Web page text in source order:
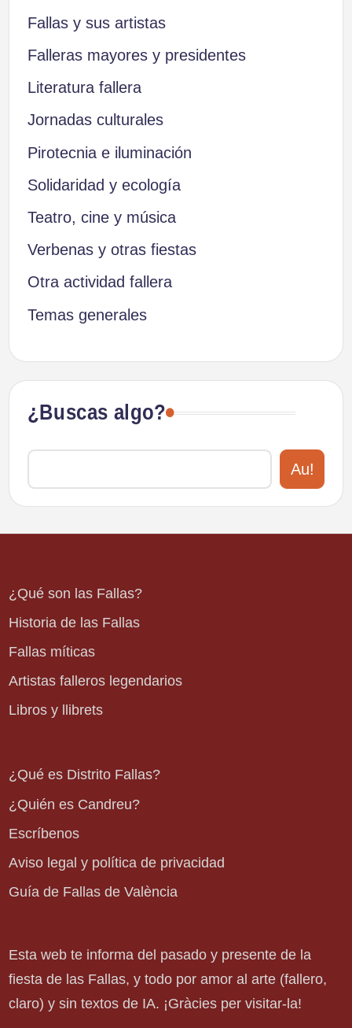
Fallas y sus artistas
Falleras mayores y presidentes
Literatura fallera
Jornadas culturales
Pirotecnia e iluminación
Solidaridad y ecología
Teatro, cine y música
Verbenas y otras fiestas
Otra actividad fallera
Temas generales
¿Buscas algo?
Au!
¿Qué son las Fallas?
Historia de las Fallas
Fallas míticas
Artistas falleros legendarios
Libros y llibrets
¿Qué es Distrito Fallas?
¿Quién es Candreu?
Escríbenos
Aviso legal y política de privacidad
Guía de Fallas de València
Esta web te informa del pasado y presente de la
fiesta de las Fallas, y todo por amor al arte (fallero,
claro) y sin textos de IA. ¡Gràcies per visitar-la!